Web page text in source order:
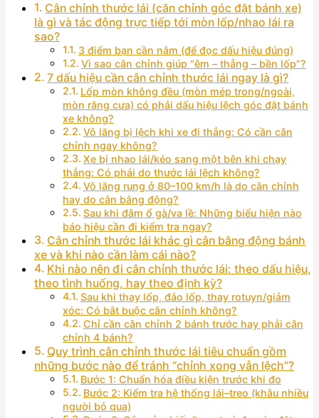
Cân chỉnh thước lái (căn chỉnh góc đặt bánh xe)
là gì và tác động trực tiếp tới mòn lốp/nhao lái ra
sao?
3 điểm bạn cần nắm (để đọc dấu hiệu đúng)
Vì sao cân chỉnh giúp “êm – thẳng – bền lốp”?
7 dấu hiệu cần cân chỉnh thước lái ngay là gì?
Lốp mòn không đều (mòn mép trong/ngoài,
mòn răng cưa) có phải dấu hiệu lệch góc đặt bánh
xe không?
Vô lăng bị lệch khi xe đi thẳng: Có cần cân
chỉnh ngay không?
Xe bị nhao lái/kéo sang một bên khi chạy
thẳng: Có phải do thước lái lệch không?
Vô lăng rung ở 80–100 km/h là do cân chỉnh
hay do cân bằng động?
Sau khi đâm ổ gà/va lề: Những biểu hiện nào
báo hiệu cần đi kiểm tra ngay?
Cân chỉnh thước lái khác gì cân bằng động bánh
xe và khi nào cần làm cái nào?
Khi nào nên đi cân chỉnh thước lái: theo dấu hiệu,
theo tình huống, hay theo định kỳ?
Sau khi thay lốp, đảo lốp, thay rotuyn/giảm
xóc: Có bắt buộc cân chỉnh không?
Chỉ cần cân chỉnh 2 bánh trước hay phải cân
chỉnh 4 bánh?
Quy trình cân chỉnh thước lái tiêu chuẩn gồm
những bước nào để tránh “chỉnh xong vẫn lệch”?
Bước 1: Chuẩn hóa điều kiện trước khi đo
Bước 2: Kiểm tra hệ thống lái–treo (khâu nhiều
người bỏ qua)